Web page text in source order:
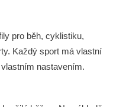
pro běh, cyklistiku,
Každý sport má vlastní
nastavením.